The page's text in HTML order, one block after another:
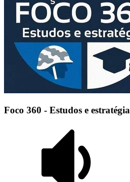
Foco 360 - Estudos e estratégia